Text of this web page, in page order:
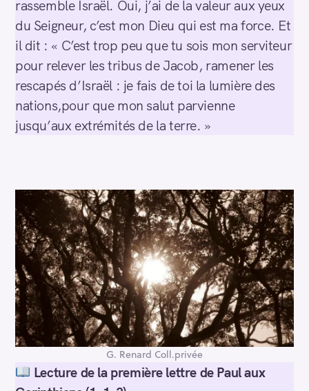
rassemble Israël. Oui, j’ai de la valeur aux yeux
du Seigneur, c’est mon Dieu qui est ma force. Et
il dit : « C’est trop peu que tu sois mon serviteur
pour relever les tribus de Jacob, ramener les
rescapés d’Israël : je fais de toi la lumière des
nations,pour que mon salut parvienne
jusqu’aux extrémités de la terre. »
G. Renard Coll.privée
Lecture de la première lettre de Paul aux